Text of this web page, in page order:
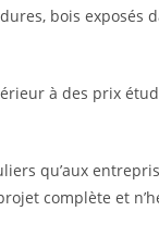
bois exposés
à des prix
qu’aux
complète et